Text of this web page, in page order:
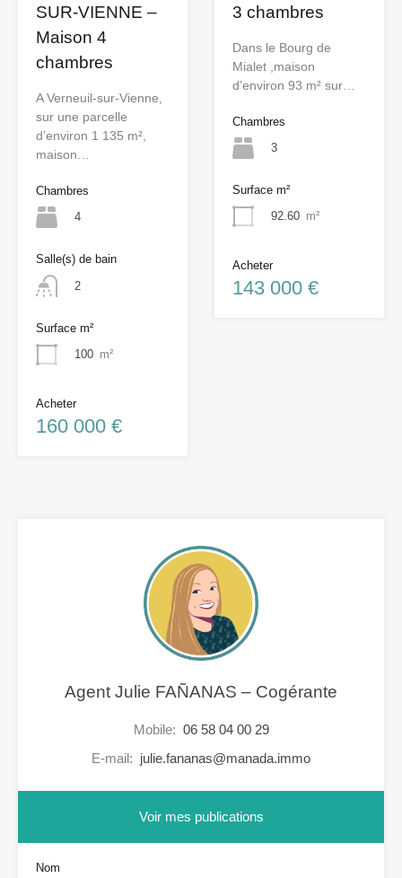
SUR-VIENNE –
Maison 4
chambres
A Verneuil-sur-Vienne,
sur une parcelle
d’environ 1 135 m²,
maison…
Chambres
4
Salle(s) de bain
2
Surface m²
100 m²
Acheter
160 000 €
3 chambres
Dans le Bourg de
Mialet ,maison
d’environ 93 m² sur…
Chambres
3
Surface m²
92.60 m²
Acheter
143 000 €
Agent Julie FAÑANAS – Cogérante
Mobile: 06 58 04 00 29
E-mail: julie.fananas@manada.immo
Voir mes publications
Nom